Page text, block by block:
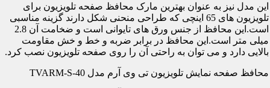
این مدل نیز به عنوان بهترین مارک محافظ صفحه تلویزیون برای
تلویزیون های 65 اینچی که طراحی منحنی شکل دارند گزینه مناسبی
است.این محافظ از جنس ورق های تایوانی است و ضخامت آن 2.8
میلی متر است.این محافظ در برابر ضربه و خط و خش مقاومت
بالایی دارد و می توان به راحتی آن را روی صفحه تلویزیون نصب کرد.
محافظ صفحه نمایش تلویزیون تی وی آرم مدل TVARM-S-40